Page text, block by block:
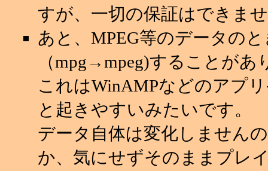
すが、一切の保証はできま
あと、MPEG等のデータの
（mpg→mpeg)することがあ
これはWinAMPなどのアプ
と起きやすいみたいです。
データ自体は変化しません
か、気にせずそのままプレ